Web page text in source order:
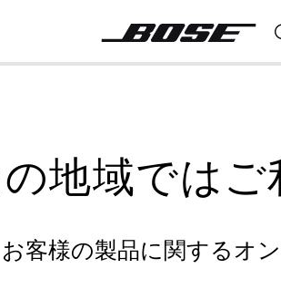
地域では
客様の製品に関するオ